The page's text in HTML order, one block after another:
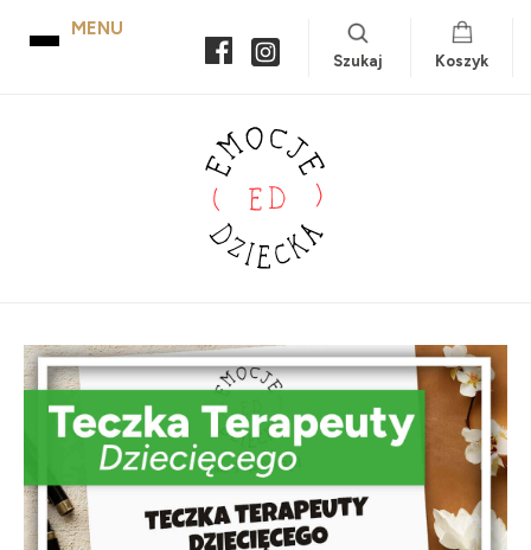
Szukaj Koszyk